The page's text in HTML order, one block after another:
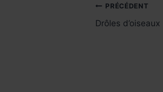
Navigation
de
PRÉCÉDENT
Drôles d’oiseaux